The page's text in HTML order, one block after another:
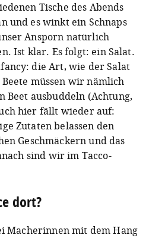
Tische des Abends
und es winkt ein Schnaps
Ansporn natürlich
Ist klar. Es folgt: ein Salat.
die Art, wie der Salat
müssen wir nämlich
Beet ausbuddeln (Achtung,
hier fällt wieder auf:
Zutaten belassen den
Geschmäckern und das
sind wir im Tacco-
dort?
Macherinnen mit dem Hang